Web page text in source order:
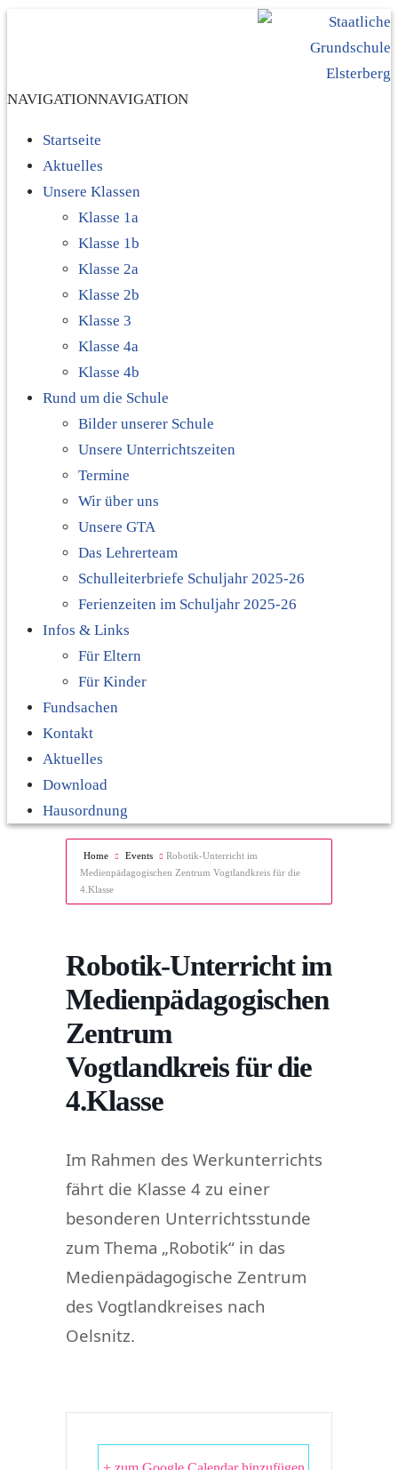
NAVIGATIONNAVIGATION
Startseite
Aktuelles
Unsere Klassen
Klasse 1a
Klasse 1b
Klasse 2a
Klasse 2b
Klasse 3
Klasse 4a
Klasse 4b
Rund um die Schule
Bilder unserer Schule
Unsere Unterrichtszeiten
Termine
Wir über uns
Unsere GTA
Das Lehrerteam
Schulleiterbriefe Schuljahr 2025-26
Ferienzeiten im Schuljahr 2025-26
Infos & Links
Für Eltern
Für Kinder
Fundsachen
Kontakt
Aktuelles
Download
Hausordnung
Home Events
Robotik-Unterricht im
Medienpädagogischen Zentrum Vogtlandkreis für die
4.Klasse
Robotik-Unterricht im
Medienpädagogischen
Zentrum
Vogtlandkreis für die
4.Klasse
Im Rahmen des Werkunterrichts
fährt die Klasse 4 zu einer
besonderen Unterrichtsstunde
zum Thema „Robotik“ in das
Medienpädagogische Zentrum
des Vogtlandkreises nach
Oelsnitz.